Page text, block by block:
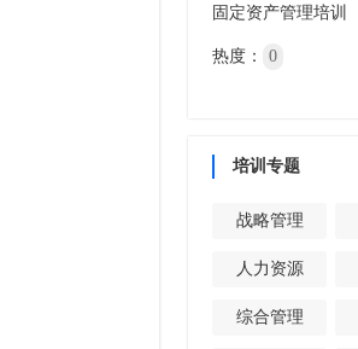
固定资产管理培训
热度： 0
培训专题
战略管理
人力资源
综合管理